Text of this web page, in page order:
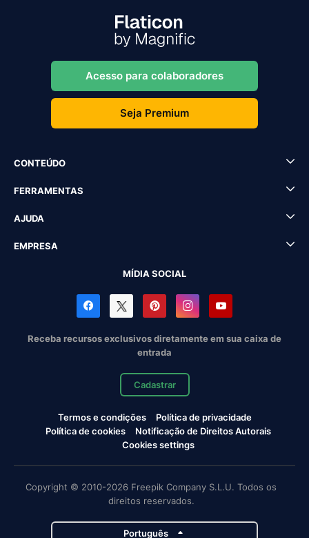
Acesso para colaboradores
Seja Premium
CONTEÚDO
FERRAMENTAS
AJUDA
EMPRESA
MÍDIA SOCIAL
Receba recursos exclusivos diretamente em sua caixa de
entrada
Cadastrar
Termos e condições
Política de privacidade
Política de cookies
Notificação de Direitos Autorais
Cookies settings
Copyright © 2010-2026 Freepik Company S.L.U. Todos os
direitos reservados.
Português